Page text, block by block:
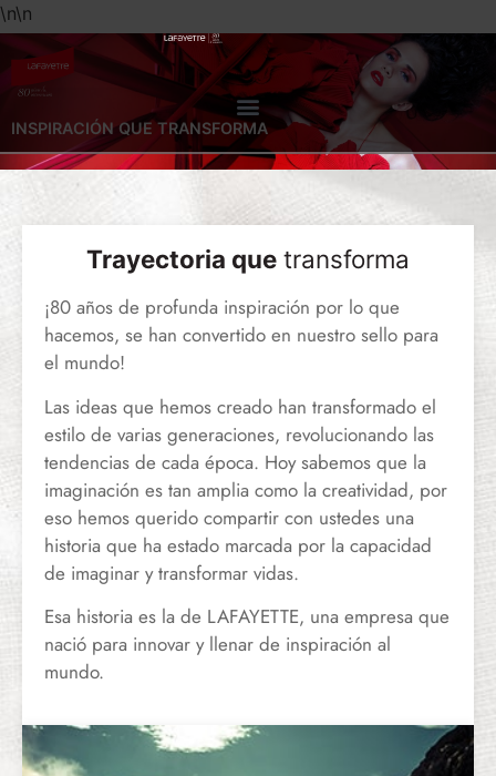
\n\n
INSPIRACIÓN QUE TRANSFORMA
Trayectoria que transforma
¡80 años de profunda inspiración por lo que
hacemos, se han convertido en nuestro sello para
el mundo!
Las ideas que hemos creado han transformado el
estilo de varias generaciones, revolucionando las
tendencias de cada época. Hoy sabemos que la
imaginación es tan amplia como la creatividad, por
eso hemos querido compartir con ustedes una
historia que ha estado marcada por la capacidad
de imaginar y transformar vidas.
Esa historia es la de LAFAYETTE, una empresa que
nació para innovar y llenar de inspiración al
mundo.